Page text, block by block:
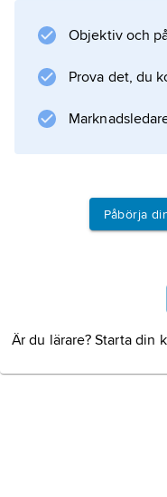
Objektiv och
Prova det, du
Påbörja
Är du lärare? Starta din